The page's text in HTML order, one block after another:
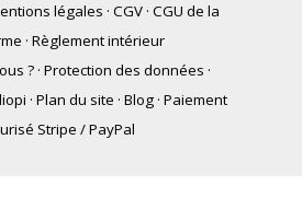
légales · CGV· CGU de la
· Règlement intérieur
? · Protection des données ·
· Plan du site · Blog · Paiement
Stripe / PayPal